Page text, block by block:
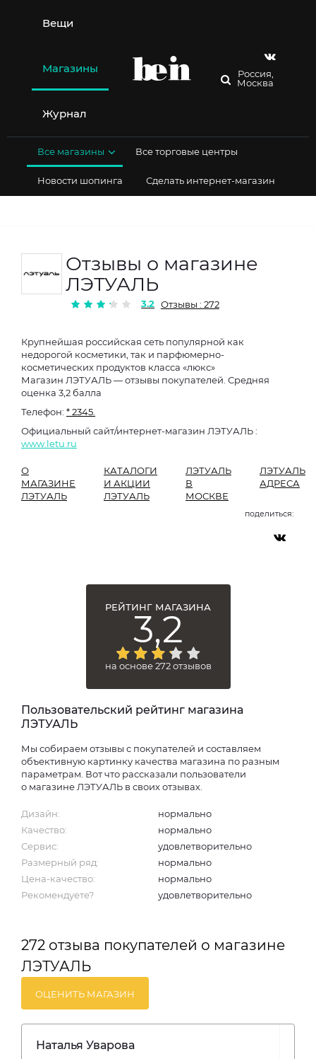
содержимому
Вещи
Магазины
Журнал
Россия,
Москва
Все магазины Все торговые центры
Новости шопинга Сделать интернет-магазин
Отзывы о магазине
ЛЭТУАЛЬ
3.2 Отзывы : 272
Крупнейшая российская сеть популярной как
недорогой косметики, так и парфюмерно-
косметических продуктов класса «люкс»
Магазин ЛЭТУАЛЬ — отзывы покупателей. Средняя
оценка 3,2 балла
Телефон: * 2345.
Официальный сайт/интернет-магазин ЛЭТУАЛЬ :
www.letu.ru
О
МАГАЗИНЕ
ЛЭТУАЛЬ
КАТАЛОГИ
И АКЦИИ
ЛЭТУАЛЬ
ЛЭТУАЛЬ
В
МОСКВЕ
ЛЭТУАЛЬ
АДРЕСА
поделиться:
РЕЙТИНГ МАГАЗИНА
3,2
на основе 272 отзывов
Пользовательский рейтинг магазина
ЛЭТУАЛЬ
Мы собираем отзывы с покупателей и составляем
объективную картинку качества магазина по разным
параметрам. Вот что рассказали пользователи
о магазине ЛЭТУАЛЬ в своих отзывах.
Дизайн:
нормально
Качество:
нормально
Сервис:
удовлетворительно
Размерный ряд:
нормально
Цена-качество:
нормально
Рекомендуете?
удовлетворительно
272 отзыва покупателей о магазине
ЛЭТУАЛЬ
ОЦЕНИТЬ МАГАЗИН
Наталья Уварова